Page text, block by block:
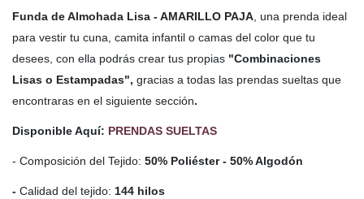
Funda de Almohada Lisa - AMARILLO PAJA , una prenda ideal
para vestir tu cuna, camita infantil o camas del color que tu
desees, con ella podrás crear tus propias "Combinaciones
Lisas o Estampadas", gracias a todas las prendas sueltas que
encontraras en el siguiente sección.
Disponible Aquí: PRENDAS SUELTAS
- Composición del Tejido: 50% Poliéster - 50% Algodón
- Calidad del tejido: 144 hilos